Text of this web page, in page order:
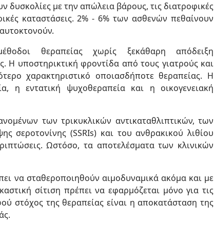
δυσκολίες με την απώλεια βάρους, τις διατροφικές
καταστάσεις. 2% - 6% των ασθενών πεθαίνουν
θεραπείας χωρίς ξεκάθαρη απόδειξη
Η υποστηρικτική φροντίδα από τους γιατρούς και
χαρακτηριστικό οποιασδήποτε θεραπείας. Η
η εντατική ψυχοθεραπεία και η οικογενειακή
των τρικυκλικών αντικαταθλιπτικών, των
σεροτονίνης (SSRIs) και του ανθρακικού λιθίου
Ωστόσο, τα αποτελέσματα των κλινικών
να σταθεροποιηθούν αιμοδυναμικά ακόμα και με
σίτιση πρέπει να εφαρμόζεται μόνο για τις
στόχος της θεραπείας είναι η αποκατάσταση της